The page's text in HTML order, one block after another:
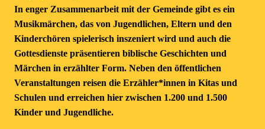
In enger Zusammenarbeit mit der Gemeinde gibt es ein
Musikmärchen, das von Jugendlichen, Eltern und den
Kinderchören spielerisch inszeniert wird und auch die
Gottesdienste präsentieren biblische Geschichten und
Märchen in erzählter Form. Neben den öffentlichen
Veranstaltungen reisen die Erzähler*innen in Kitas und
Schulen und erreichen hier zwischen 1.200 und 1.500
Kinder und Jugendliche.